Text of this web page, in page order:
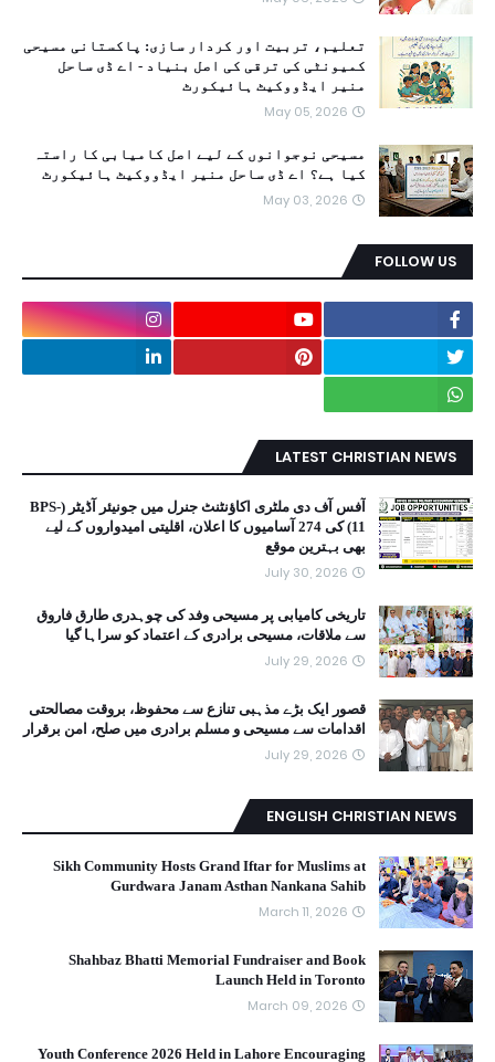
تعلیم، تربیت اور کردار سازی: پاکستانی مسیحی
کمیونٹی کی ترقی کی اصل بنیاد - اے ڈی ساحل
منیر ایڈووکیٹ ہائیکورٹ
May 05, 2026
مسیحی نوجوانوں کے لیے اصل کامیابی کا راستہ
کیا ہے؟ اے ڈی ساحل منیر ایڈووکیٹ ہائیکورٹ
May 03, 2026
FOLLOW US
LATEST CHRISTIAN NEWS
آفس آف دی ملٹری اکاؤنٹنٹ جنرل میں جونیئر آڈیٹر (BPS-
11) کی 274 آسامیوں کا اعلان، اقلیتی امیدواروں کے لیے
بھی بہترین موقع
July 30, 2026
تاریخی کامیابی پر مسیحی وفد کی چوہدری طارق فاروق
سے ملاقات، مسیحی برادری کے اعتماد کو سراہا گیا
July 29, 2026
قصور ایک بڑے مذہبی تنازع سے محفوظ، بروقت مصالحتی
اقدامات سے مسیحی و مسلم برادری میں صلح، امن برقرار
July 29, 2026
ENGLISH CHRISTIAN NEWS
Sikh Community Hosts Grand Iftar for Muslims at
Gurdwara Janam Asthan Nankana Sahib
March 11, 2026
Shahbaz Bhatti Memorial Fundraiser and Book
Launch Held in Toronto
March 09, 2026
Youth Conference 2026 Held in Lahore Encouraging